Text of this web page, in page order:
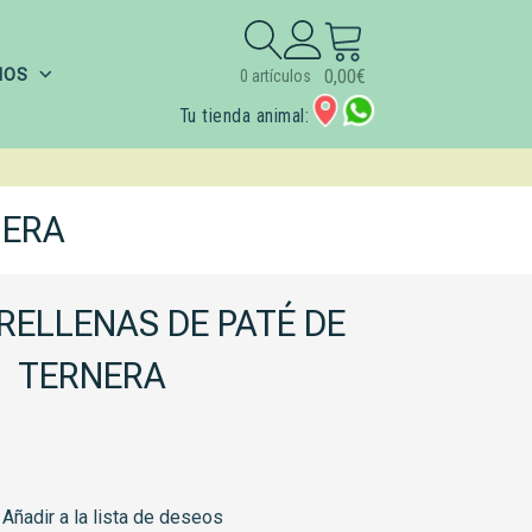
Tu tienda animal:
Buscar:
0,00€
0 artículos
DE PATÉ DE
TERNERA
Añadir a la lista de deseos